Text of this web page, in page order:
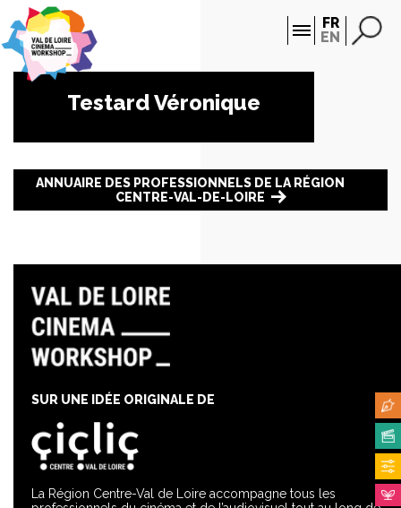
FR
EN
Testard Véronique
ANNUAIRE DES PROFESSIONNELS DE LA RÉGION
CENTRE-VAL-DE-LOIRE
La Région Centre-Val de Loire accompagne tous les
SUR UNE IDÉE ORIGINALE DE
Panneau de gestion des cookies